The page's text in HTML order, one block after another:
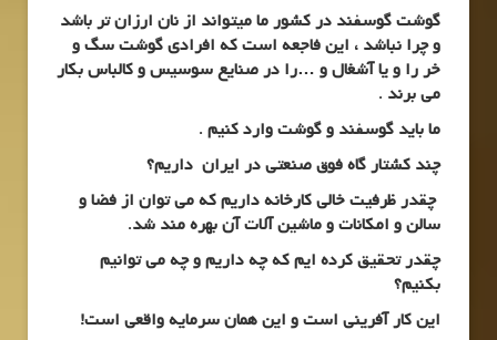
گوشت گوسفند در کشور ما میتواند از نان ارزان تر باشد
و چرا نباشد ، این فاجعه است که افرادی گوشت سگ و
خر را و یا آشغال و …را در صنایع سوسیس و کالباس بکار
می برند .
ما باید گوسفند و گوشت وارد کنیم .
چند کشتار گاه فوق صنعتی در ایران داریم؟
چقدر ظرفیت خالی کارخانه داریم که می توان از فضا و
سالن و امکانات و ماشین آلات آن بهره مند شد.
چقدر تحقیق کرده ایم که چه داریم و چه می توانیم
بکنیم؟
این کار آفرینی است و این همان سرمایه واقعی است!